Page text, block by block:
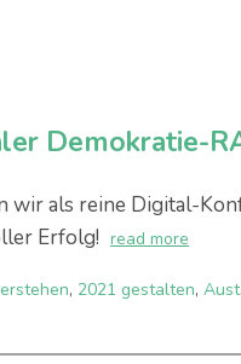
Demokratie-
wir als reine Digital-
Erfolg! read more
, 2021 gestalten,